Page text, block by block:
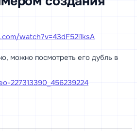
watch?v=43dF52i1ksA
можно посмотреть его дубль в
227313390_456239224